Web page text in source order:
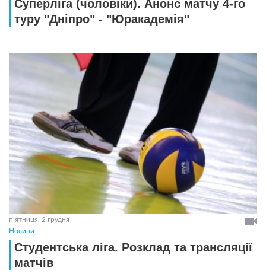
Суперліга (чоловіки). Анонс матчу 4-го
туру "Дніпро" - "Юракадемія"
пʼятниця, 2 грудня
Новини
Студентська ліга. Розклад та трансляцiї
матчiв